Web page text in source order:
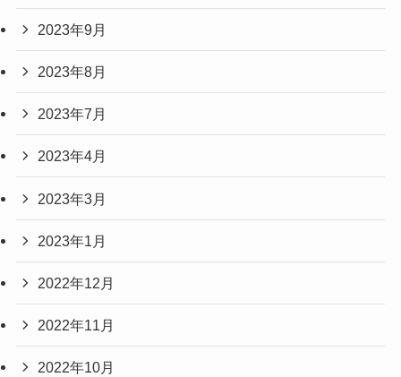
2023年9月
2023年8月
2023年7月
2023年4月
2023年3月
2023年1月
2022年12月
2022年11月
2022年10月